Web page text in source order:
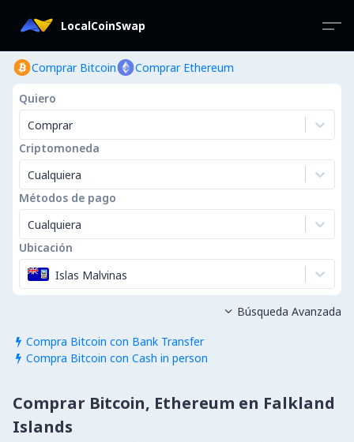
LocalCoinSwap
Comprar Bitcoin Comprar Ethereum
Quiero
Comprar
Criptomoneda
Cualquiera
Métodos de pago
Cualquiera
Ubicación
Islas Malvinas
 Compra Bitcoin con Bank Transfer
 Compra Bitcoin con Cash in person
 Búsqueda Avanzada
Comprar Bitcoin, Ethereum en Falkland
Islands